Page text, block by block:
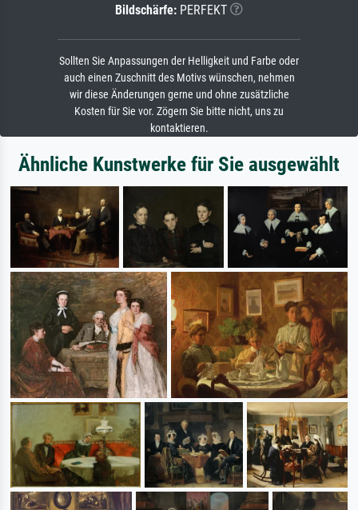
Bildschärfe: PERFEKT
Sollten Sie Anpassungen der Helligkeit und Farbe oder
auch einen Zuschnitt des Motivs wünschen, nehmen
wir diese Änderungen gerne und ohne zusätzliche
Kosten für Sie vor. Zögern Sie bitte nicht, uns zu
kontaktieren.
Ähnliche Kunstwerke für Sie ausgewählt